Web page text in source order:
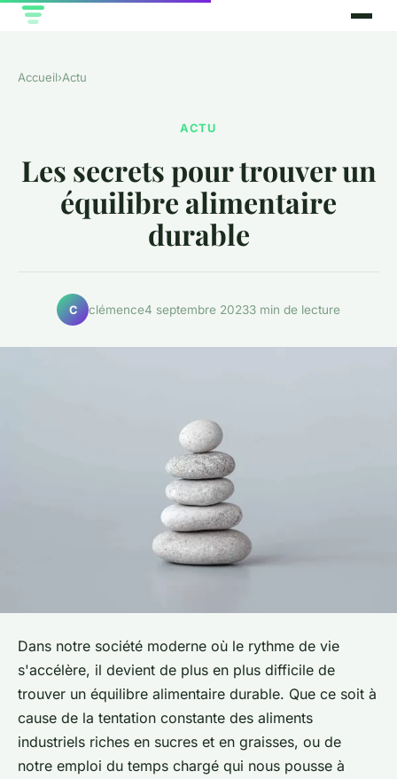
Accueil›Actu
ACTU
Les secrets pour trouver un
équilibre alimentaire
durable
C clémence4 septembre 20233 min de lecture
Dans notre société moderne où le rythme de vie
s'accélère, il devient de plus en plus difficile de
trouver un équilibre alimentaire durable. Que ce soit à
cause de la tentation constante des aliments
industriels riches en sucres et en graisses, ou de
notre emploi du temps chargé qui nous pousse à